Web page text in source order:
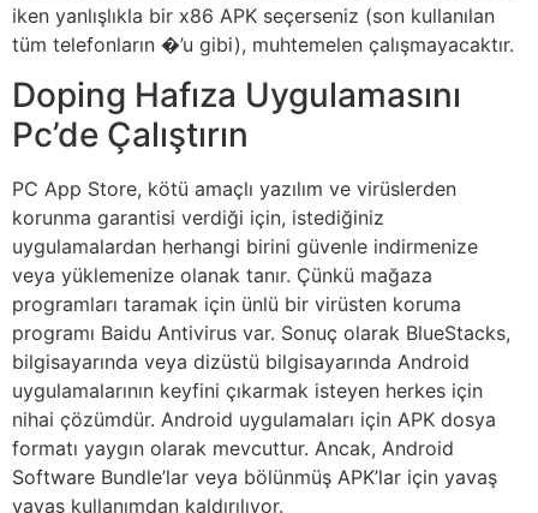
iken yanlışlıkla bir x86 APK seçerseniz (son kullanılan
tüm telefonların �’u gibi), muhtemelen çalışmayacaktır.
Doping Hafıza Uygulamasını
Pc’de Çalıştırın
PC App Store, kötü amaçlı yazılım ve virüslerden
korunma garantisi verdiği için, istediğiniz
uygulamalardan herhangi birini güvenle indirmenize
veya yüklemenize olanak tanır. Çünkü mağaza
programları taramak için ünlü bir virüsten koruma
programı Baidu Antivirus var. Sonuç olarak BlueStacks,
bilgisayarında veya dizüstü bilgisayarında Android
uygulamalarının keyfini çıkarmak isteyen herkes için
nihai çözümdür. Android uygulamaları için APK dosya
formatı yaygın olarak mevcuttur. Ancak, Android
Software Bundle’lar veya bölünmüş APK’lar için yavaş
yavaş kullanımdan kaldırılıyor.